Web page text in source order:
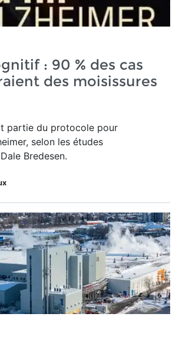
: 90 % des cas
des moisissures
partie du protocole pour
selon les études
Bredesen.